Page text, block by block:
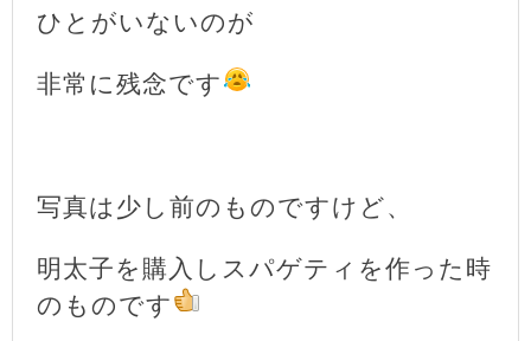
ひとがいないのが
非常に残念です
写真は少し前のものですけど、
明太子を購入しスパゲティを作った時
のものです